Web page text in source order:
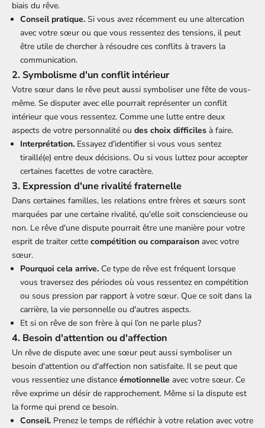
biais du rêve.
Conseil pratique. Si vous avez récemment eu une altercation
avec votre sœur ou que vous ressentez des tensions, il peut
être utile de chercher à résoudre ces conflits à travers la
communication.
2. Symbolisme d'un conflit intérieur
Votre sœur dans le rêve peut aussi symboliser une fête de vous-
même. Se disputer avec elle pourrait représenter un conflit
intérieur que vous ressentez. Comme une lutte entre deux
aspects de votre personnalité ou des choix difficiles à faire.
Interprétation. Essayez d'identifier si vous vous sentez
tiraillé(e) entre deux décisions. Ou si vous luttez pour accepter
certaines facettes de votre caractère.
3. Expression d'une rivalité fraternelle
Dans certaines familles, les relations entre frères et sœurs sont
marquées par une certaine rivalité, qu'elle soit consciencieuse ou
non. Le rêve d'une dispute pourrait être une manière pour votre
esprit de traiter cette compétition ou comparaison avec votre
sœur.
Pourquoi cela arrive. Ce type de rêve est fréquent lorsque
vous traversez des périodes où vous ressentez en compétition
ou sous pression par rapport à votre sœur. Que ce soit dans la
carrière, la vie personnelle ou d'autres aspects.
Et si on rêve de son frère à qui l’on ne parle plus?
4. Besoin d'attention ou d'affection
Un rêve de dispute avec une sœur peut aussi symboliser un
besoin d'attention ou d'affection non satisfaite. Il se peut que
vous ressentiez une distance émotionnelle avec votre sœur. Ce
rêve exprime un désir de rapprochement. Même si la dispute est
la forme qui prend ce besoin.
Conseil. Prenez le temps de réfléchir à votre relation avec votre